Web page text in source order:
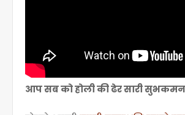
आप सब को होली की ढेर सारी